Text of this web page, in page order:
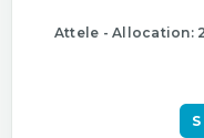
Attele - Allocation:
S